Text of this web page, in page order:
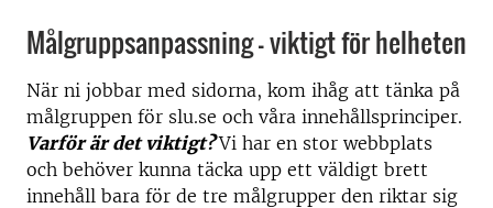
Målgruppsanpassning - viktigt för helheten
När ni jobbar med sidorna, kom ihåg att tänka på
målgruppen för slu.se och våra innehållsprinciper.
Varför är det viktigt?Vi har en stor webbplats
och behöver kunna täcka upp ett väldigt brett
innehåll bara för de tre målgrupper den riktar sig